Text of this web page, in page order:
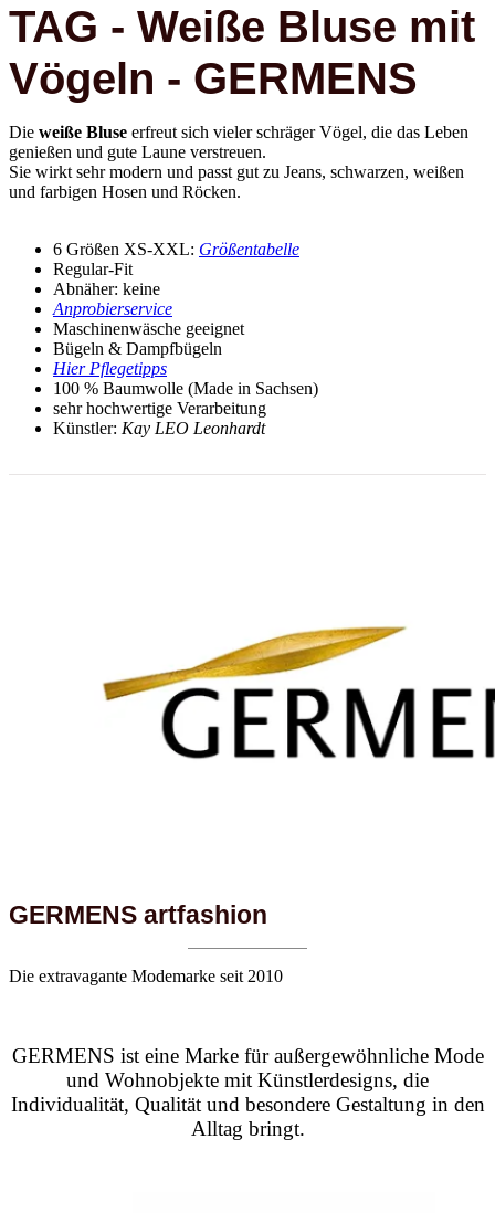
TAG - Weiße Bluse mit
Vögeln - GERMENS
Die weiße Bluse erfreut sich vieler schräger Vögel, die das Leben
genießen und gute Laune verstreuen.
Sie wirkt sehr modern und passt gut zu Jeans, schwarzen, weißen
und farbigen Hosen und Röcken.
6 Größen XS-XXL: Größentabelle
Regular-Fit
Abnäher: keine
Anprobierservice
Maschinenwäsche geeignet
Bügeln & Dampfbügeln
Hier Pflegetipps
100 % Baumwolle (Made in Sachsen)
sehr hochwertige Verarbeitung
Künstler: Kay LEO Leonhardt
GERMENS artfashion
Die extravagante Modemarke seit 2010
GERMENS ist eine Marke für außergewöhnliche Mode
und Wohnobjekte mit Künstlerdesigns, die
Individualität, Qualität und besondere Gestaltung in den
Alltag bringt.